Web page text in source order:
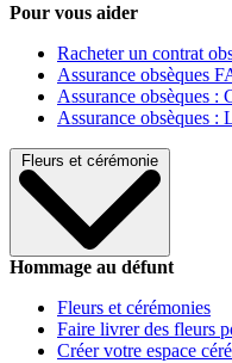
Pour vous aider
Racheter un contrat
Assurance obsèques
Assurance obsèques
Assurance obsèques :
Fleurs et cérémonie
Hommage au défunt
Fleurs et cérémonies
Faire livrer des fleurs
Créer votre espace